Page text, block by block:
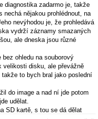
diagnostika zadarmo je, takže
nějakou prohlédnout, na
nevýhodou je, že prohledává
vydrží záznamy smazaných
ale dneska jsou různé
ohledu na souborový
velikosti disku, ale převážně
to bych bral jako poslední
do image a nad ní jde potom
udělat.
SD kartě, s tou se dá dělat